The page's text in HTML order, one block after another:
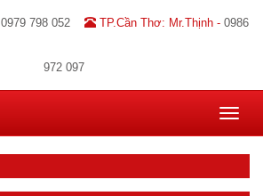
0979 798 052 TP.Cần Thơ: Mr.Thịnh - 0986
972 097
Toggle